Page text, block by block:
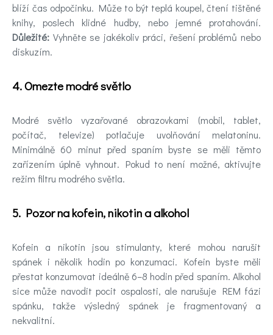
blíží čas odpočinku. Může to být teplá koupel, čtení tištěné
knihy, poslech klidné hudby, nebo jemné protahování.
Důležité: Vyhněte se jakékoliv práci, řešení problémů nebo
diskuzím.
4. Omezte modré světlo
Modré světlo vyzařované obrazovkami (mobil, tablet,
počítač, televize) potlačuje uvolňování melatoninu.
Minimálně 60 minut před spaním byste se měli těmto
zařízením úplně vyhnout. Pokud to není možné, aktivujte
režim filtru modrého světla.
5. Pozor na kofein, nikotin a alkohol
Kofein a nikotin jsou stimulanty, které mohou narušit
spánek i několik hodin po konzumaci. Kofein byste měli
přestat konzumovat ideálně 6–8 hodin před spaním. Alkohol
sice může navodit pocit ospalosti, ale narušuje REM fázi
spánku, takže výsledný spánek je fragmentovaný a
nekvalitní.